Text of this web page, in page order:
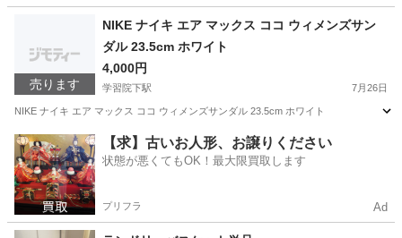
学習院下駅 季節、空調家電
売ります
NIKE ナイキ エア マックス ココ ウィメンズサン
ダル 23.5cm ホワイト
4,000円
学習院下駅 7月26日
NIKE ナイキ エア マックス ココ ウィメンズサンダル 23.5cm ホワイト
東京 豊島区 学習院下駅 靴 ココ
【求】古いお人形、お譲りください
状態が悪くてもOK！最大限買取します
プリフラ Ad